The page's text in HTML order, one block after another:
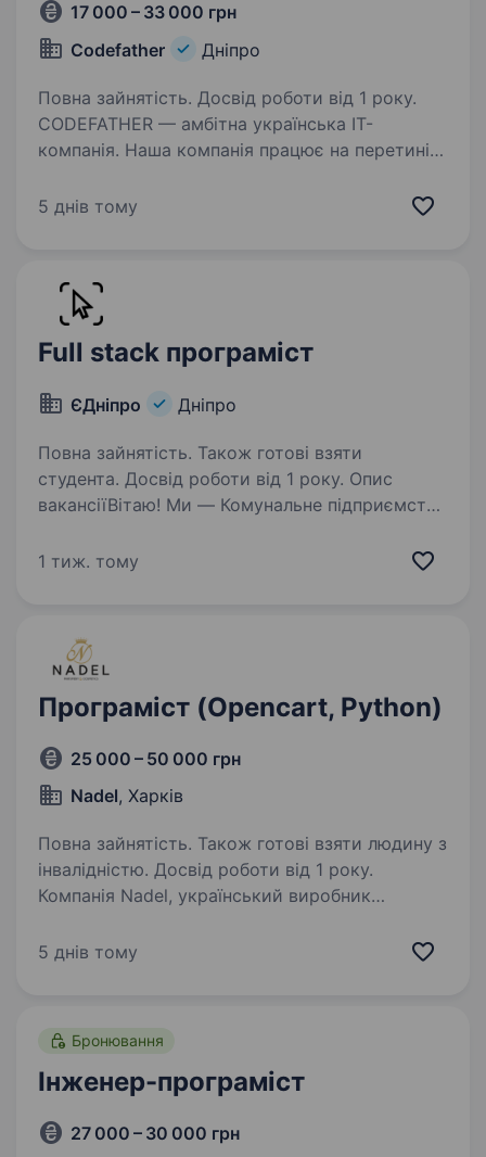
17 000 – 33 000 грн
Codefather
Дніпро
Повна зайнятість. Досвід роботи від 1 року.
CODEFATHER — амбітна українська IT-
компанія. Наша компанія працює на перетині
рішення для бізнесу та користувачів
5 днів тому
Full stack програміст
ЄДніпро Дніпро
Повна зайнятість. Також готові взяти
студента. Досвід роботи від 1 року. Опис
вакансіїВітаю! Ми — Комунальне підприємство
інформаційних процесів міста «єДніпро».
fullstack-розробника,…
1 тиж. тому
Програміст (Opencart, Python)
25 000 – 50 000 грн
Nadel, Харків
Повна зайнятість. Також готові взяти людину з
інвалідністю. Досвід роботи від 1 року.
Компанія Nadel, український виробник
який долучиться до розвитку наших онлайн-
5 днів тому
Бронювання
Інженер-програміст
27 000 – 30 000 грн